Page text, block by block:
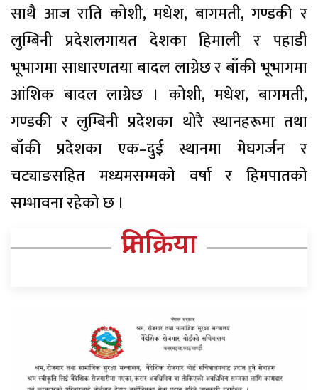
साथै आज राति कोशी, मधेश, बागमती, गण्डकी र
लुम्बिनी प्रदेशलगायत देशका हिमाली र पहाडी
भूभागमा साधारणतया बादल लाग्नेछ र बाँकी भूभागमा
आंशिक बादल लाग्नेछ । कोशी, मधेश, बागमती,
गण्डकी र लुम्बिनी प्रदेशका थोरै स्थानहरूमा तथा
बाँकी प्रदेशका एक–दुई स्थानमा मेघगर्जन र
चट्याङसहित मध्यमसम्मको वर्षा र हिमपातको
सम्भावना रहेको छ ।
प्रतिक्रिया